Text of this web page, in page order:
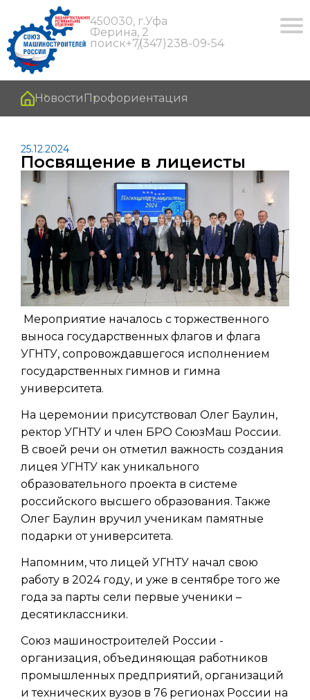
450030, г.Уфа
Ферина, 2
поиск+7(347)238-09-54
Новости Профориентация
25.12.2024
Посвящение в лицеисты
Мероприятие началось с торжественного
выноса государственных флагов и флага
УГНТУ, сопровождавшегося исполнением
государственных гимнов и гимна
университета.
На церемонии присутствовал Олег Баулин,
ректор УГНТУ и член БРО СоюзМаш России.
В своей речи он отметил важность создания
лицея УГНТУ как уникального
образовательного проекта в системе
российского высшего образования. Также
Олег Баулин вручил ученикам памятные
подарки от университета.
Напомним, что лицей УГНТУ начал свою
работу в 2024 году, и уже в сентябре того же
года за парты сели первые ученики –
десятиклассники.
Союз машиностроителей России -
организация, объединяющая работников
промышленных предприятий, организаций
и технических вузов в 76 регионах России на